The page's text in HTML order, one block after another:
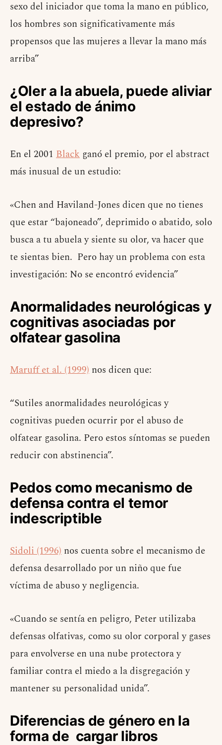
sexo del iniciador que toma la mano en público,
los hombres son significativamente más
propensos que las mujeres a llevar la mano más
arriba”
¿Oler a la abuela, puede aliviar
el estado de ánimo
depresivo?
En el 2001 Black ganó el premio, por el abstract
más inusual de un estudio:
«Chen and Haviland-Jones dicen que no tienes
que estar “bajoneado”, deprimido o abatido, solo
busca a tu abuela y siente su olor, va hacer que
te sientas bien. Pero hay un problema con esta
investigación: No se encontró evidencia”
Anormalidades neurológicas y
cognitivas asociadas por
olfatear gasolina
Maruff et al. (1999) nos dicen que:
“Sutiles anormalidades neurológicas y
cognitivas pueden ocurrir por el abuso de
olfatear gasolina. Pero estos síntomas se pueden
reducir con abstinencia”.
Pedos como mecanismo de
defensa contra el temor
indescriptible
Sidoli (1996) nos cuenta sobre el mecanismo de
defensa desarrollado por un niño que fue
víctima de abuso y negligencia.
«Cuando se sentía en peligro, Peter utilizaba
defensas olfativas, como su olor corporal y gases
para envolverse en una nube protectora y
familiar contra el miedo a la disgregación y
mantener su personalidad unida”.
Diferencias de género en la
forma de cargar libros